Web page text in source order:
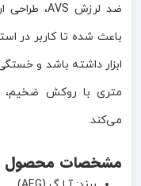
باعث شده تا کاربر در
متری با روکش ضخیم،
می‌کند.
مشخصات محصول